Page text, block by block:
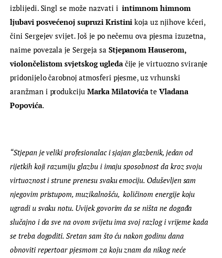
izblijedi. Singl se može nazvati i intimnom himnom
ljubavi posvećenoj supruzi Kristini koja uz njihove kćeri,
čini Sergejev svijet. Još je po nečemu ova pjesma izuzetna,
naime povezala je Sergeja sa Stjepanom Hauserom,
violončelistom svjetskog ugleda čije je virtuozno sviranje
pridonijelo čarobnoj atmosferi pjesme, uz vrhunski
aranžman i produkciju Marka Milatovića te Vladana
Popovića.
“Stjepan je veliki profesionalac i sjajan glazbenik, jedan od
rijetkih koji razumiju glazbu i imaju sposobnost da kroz svoju
virtuoznost i strune prenesu svaku emociju. Oduševljen sam
njegovim pristupom, muzikalnošću,  količinom energije koju
ugradi u svaku notu. Uvijek govorim da se ništa ne događa
slučajno i da sve na ovom svijetu ima svoj razlog i vrijeme kada
se treba dogoditi. Sretan sam što ću nakon godinu dana
obnoviti repertoar pjesmom za koju znam da nikog neće